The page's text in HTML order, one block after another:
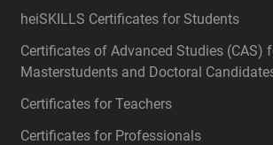
heiSKILLS Certificates for Students
Certificates of Advanced Studies (CAS)
Masterstudents and Doctoral
Certificates for Teachers
Certificates for Professionals